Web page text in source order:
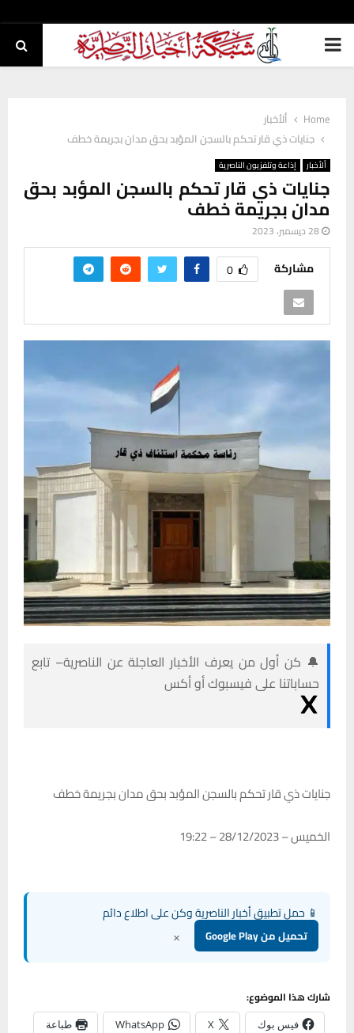
PRIMARY
Home
ألأخبار
جنايات ذي قار تحكم بالسجن المؤبد بحق مدان بجريمة خطف
ألأخبار إذاعة وتلفزيون الناصرية
جنايات ذي قار تحكم بالسجن المؤبد بحق
مدان بجريمة خطف
28 ديسمبر، 2023
مشاركة 0
🔔 كن أول من يعرف الأخبار العاجلة عن الناصرية– تابع
حساباتنا على فيسبوك أو أكس
جنايات ذي قار تحكم بالسجن المؤبد بحق مدان بجريمة خطف
الخميس – 28/12/2023 – 19:22
📱 حمل تطبيق أخبار الناصرية وكن على اطلاع دائم
تحميل من Google Play ×
شارك هذا الموضوع:
فيس بوك X
WhatsApp طباعة